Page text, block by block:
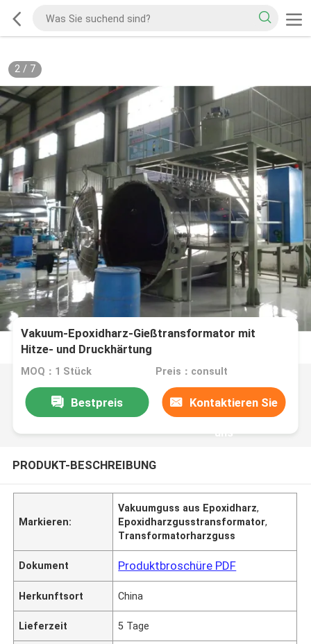
2/ 7
Vakuum-Epoxidharz-Gießtransformator mit
Hitze- und Druckhärtung
MOQ：1 Stück Preis：consult
Bestpreis Kontaktieren Sie
uns
PRODUKT-BESCHREIBUNG
Markieren:
Vakuumguss aus Epoxidharz,
Epoxidharzgusstransformator,
Transformatorharzguss
Dokument Produktbroschüre PDF
Herkunftsort China
Lieferzeit 5 Tage